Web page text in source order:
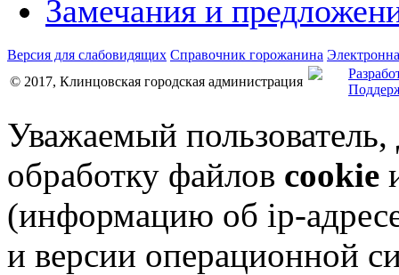
Замечания и
Версия для слабовидящих Справочник горожанина
© 2017, Клинцовская городская администрация
Уважаемый
обработку файлов cookie
(информацию об ip-
и версии операционной